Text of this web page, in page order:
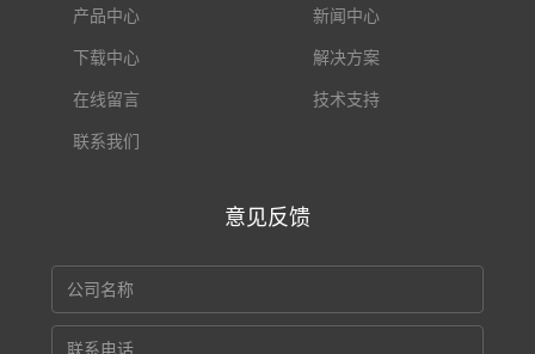
产品中心 新闻中心
下载中心 解决方案
在线留言 技术支持
联系我们
意见反馈